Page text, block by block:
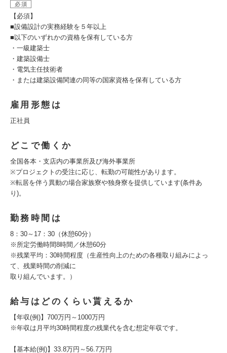
必須
【必須】
■設備設計の実務経験を５年以上
■以下のいずれかの資格を保有している方
・一級建築士
・建築設備士
・電気主任技術者
・または建築設備関連の同等の国家資格を保有している方
雇用形態は
正社員
どこで働くか
全国各本・支店内の事業所及び海外事業所
※プロジェクトの受注に応じ、転勤の可能性があります。
※転居を伴う異動の場合家族寮や独身寮を提供しています(条件あ
り)。
勤務時間は
8：30～17：30（休憩60分）
※所定労働時間8時間／休憩60分
※残業平均：30時間程度（生産性向上のための各種取り組みによっ
て、残業時間の削減に
取り組んでいます。）
給与はどのくらい貰えるか
【年収(例)】700万円～1000万円
※年収は月平均30時間程度の残業代を含む想定年収です。
【基本給(例)】33.8万円～56.7万円